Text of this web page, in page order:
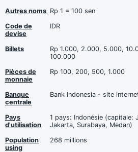
Autres noms Rp 1 = 100 sen
Code de
devise
IDR
Billets
Rp 1.000, 2.000, 5.000,
100.000
Pièces de
monnaie
Rp 100, 200, 500, 1.000
Banque
centrale
Bank Indonesia - site
Pays
d'utilisation
1 pays: Indonésie (capitale:
Jakarta, Surabaya, Medan)
Population
using
268 millions